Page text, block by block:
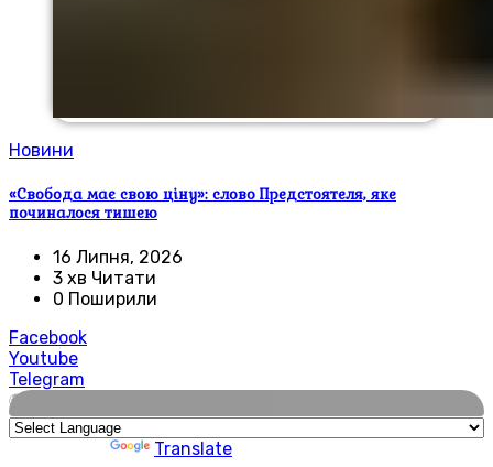
Новини
«Свобода має свою ціну»: слово Предстоятеля, яке
починалося тишею
16 Липня, 2026
3 хв Читати
0 Поширили
Facebook
Youtube
Telegram
🌍
Translate